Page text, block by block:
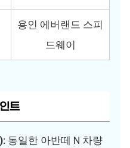
용인 에버랜드 스피
드웨이
트
동일한 아반떼 N 차량